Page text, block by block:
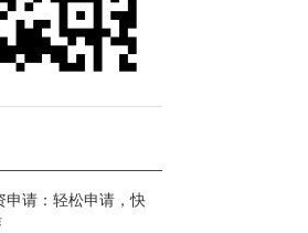
申请：轻松申请，快